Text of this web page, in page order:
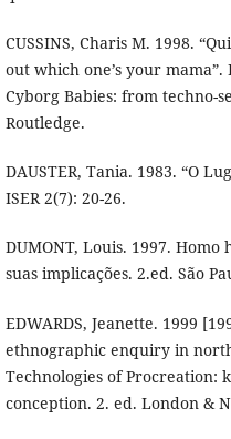
CUSSINS, Charis M. 1998.
out which one’s your mama”.
Cyborg Babies: from techno-
Routledge.
DAUSTER, Tania. 1983. “O
ISER 2(7): 20-26.
DUMONT, Louis. 1997. Homo
suas implicações. 2.ed. São
EDWARDS, Jeanette. 1999
ethnographic enquiry in
Technologies of Procreation:
conception. 2. ed. London &